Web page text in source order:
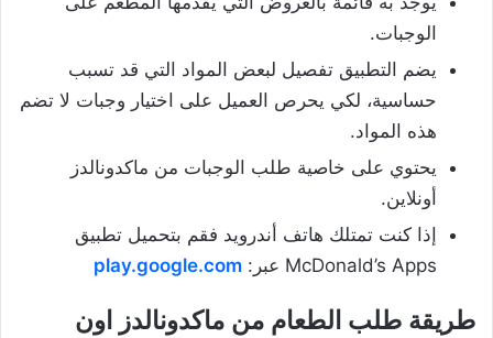
الوجبات.
يضم التطبيق تفصيل لبعض المواد التي قد تسبب
حساسية، لكي يحرص العميل على اختيار وجبات لا تضم
هذه المواد.
يحتوي على خاصية طلب الوجبات من ماكدونالدز
أونلاين.
إذا كنت تمتلك هاتف أندرويد فقم بتحميل تطبيق
McDonald’s Apps عبر:
play.google.com
طريقة طلب الطعام من ماكدونالدز اون